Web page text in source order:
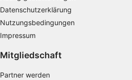
Datenschutzerklärung
Nutzungsbedingungen
Impressum
Mitgliedschaft
Partner werden
Entwicklung und Verbesserung der
Angebote
von Inhalten
IAB-Besonderheiten: